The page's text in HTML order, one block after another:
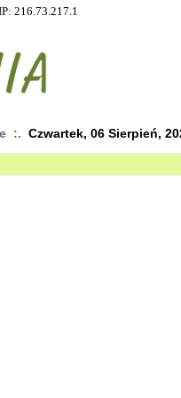
216.73.217.1
:. Czwartek, 06 Sierpień,